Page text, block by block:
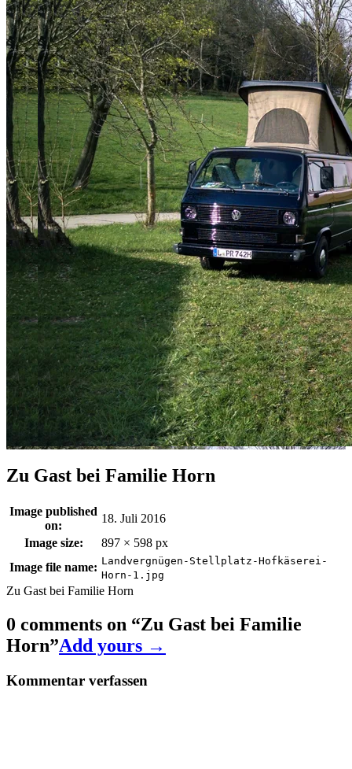
Zu Gast bei Familie Horn
Image published
on:
18. Juli 2016
Image size:
897 × 598 px
Image file name: Landvergnügen-Stellplatz-Hofkäserei-
Horn-1.jpg
Zu Gast bei Familie Horn
0 comments on “Zu Gast bei Familie
Horn”Add yours →
Kommentar verfassen